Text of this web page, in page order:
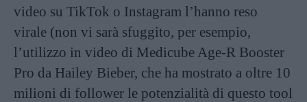
video su TikTok o Instagram l’hanno reso
virale (non vi sarà sfuggito, per esempio,
l’utilizzo in video di Medicube Age-R Booster
Pro da Hailey Bieber, che ha mostrato a oltre 10
milioni di follower le potenzialità di questo tool